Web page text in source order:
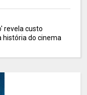
revela custo
história do cinema